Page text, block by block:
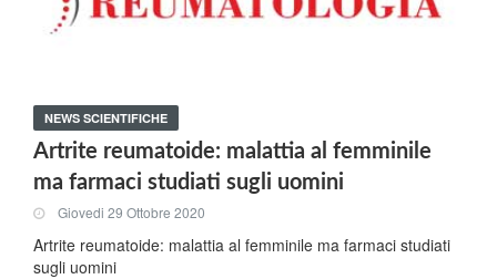
NEWS SCIENTIFICHE
Artrite reumatoide: malattia al femminile
ma farmaci studiati sugli uomini
Giovedi 29 Ottobre 2020
Artrite reumatoide: malattia al femminile ma farmaci studiati
sugli uomini